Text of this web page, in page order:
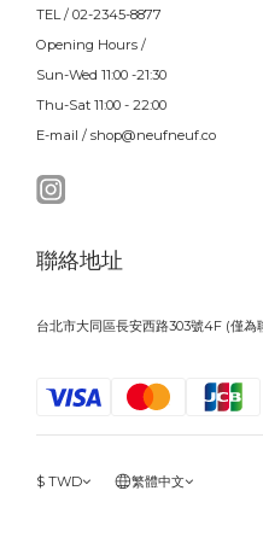
TEL / 02-2345-8877
Opening Hours /
Sun-Wed 11:00 -21:30
Thu-Sat 11:00 - 22:00
E-mail / shop@neufneuf.co
聯絡地址
台北市大同區長安西路303號4F (僅
$ TWD 繁體中文